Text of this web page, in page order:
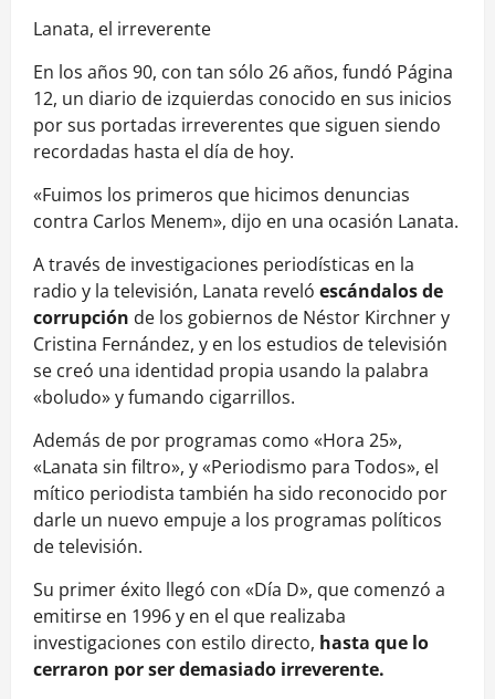
Lanata, el irreverente
En los años 90, con tan sólo 26 años, fundó Página
12, un diario de izquierdas conocido en sus inicios
por sus portadas irreverentes que siguen siendo
recordadas hasta el día de hoy.
«Fuimos los primeros que hicimos denuncias
contra Carlos Menem», dijo en una ocasión Lanata.
A través de investigaciones periodísticas en la
radio y la televisión, Lanata reveló escándalos de
corrupción de los gobiernos de Néstor Kirchner y
Cristina Fernández, y en los estudios de televisión
se creó una identidad propia usando la palabra
«boludo» y fumando cigarrillos.
Además de por programas como «Hora 25»,
«Lanata sin filtro», y «Periodismo para Todos», el
mítico periodista también ha sido reconocido por
darle un nuevo empuje a los programas políticos
de televisión.
Su primer éxito llegó con «Día D», que comenzó a
emitirse en 1996 y en el que realizaba
investigaciones con estilo directo, hasta que lo
cerraron por ser demasiado irreverente.